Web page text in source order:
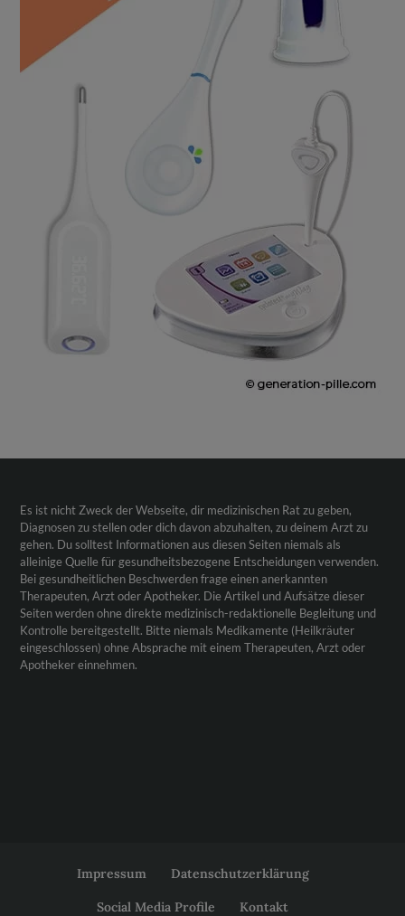
Es ist nicht Zweck der Webseite, dir medizinischen Rat zu geben,
Diagnosen zu stellen oder dich davon abzuhalten, zu deinem Arzt zu
gehen. Du solltest Informationen aus diesen Seiten niemals als
alleinige Quelle für gesundheitsbezogene Entscheidungen verwenden.
Bei gesundheitlichen Beschwerden frage einen anerkannten
Therapeuten, Arzt oder Apotheker. Die Artikel und Aufsätze dieser
Seiten werden ohne direkte medizinisch-redaktionelle Begleitung und
Kontrolle bereitgestellt. Bitte niemals Medikamente (Heilkräuter
eingeschlossen) ohne Absprache mit einem Therapeuten, Arzt oder
Apotheker einnehmen.
Impressum Datenschutzerklärung
Social Media Profile Kontakt